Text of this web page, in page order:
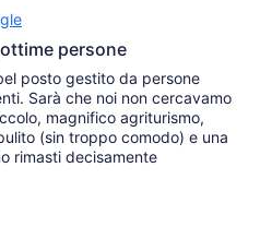
persone
posto gestito da persone
Sarà che noi non cercavamo
magnifico agriturismo,
(sin troppo comodo) e una
rimasti decisamente
una notte, ma chi resta di più
casa, al bagno, in camera e in
caffè espresso, TV,